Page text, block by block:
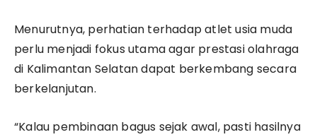
Menurutnya, perhatian terhadap atlet usia muda
perlu menjadi fokus utama agar prestasi olahraga
di Kalimantan Selatan dapat berkembang secara
berkelanjutan.
“Kalau pembinaan bagus sejak awal, pasti hasilnya